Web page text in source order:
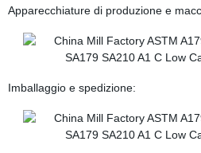
Apparecchiature di produzione e
Imballaggio e spedizione: